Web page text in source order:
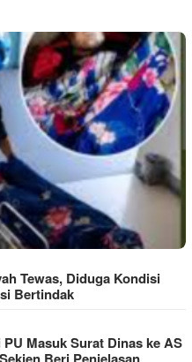
Tewas, Diduga Kondisi
Bertindak
Masuk Surat Dinas ke AS